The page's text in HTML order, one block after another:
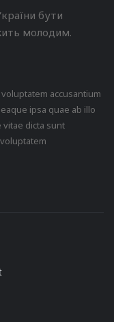
бути
молодим.
accusantium
ipsa quae ab illo
dicta sunt